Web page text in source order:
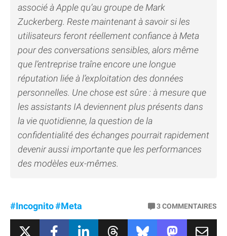
associé à Apple qu’au groupe de Mark
Zuckerberg. Reste maintenant à savoir si les
utilisateurs feront réellement confiance à Meta
pour des conversations sensibles, alors même
que l’entreprise traîne encore une longue
réputation liée à l’exploitation des données
personnelles. Une chose est sûre : à mesure que
les assistants IA deviennent plus présents dans
la vie quotidienne, la question de la
confidentialité des échanges pourrait rapidement
devenir aussi importante que les performances
des modèles eux-mêmes.
#Incognito#Meta 3COMMENTAIRES